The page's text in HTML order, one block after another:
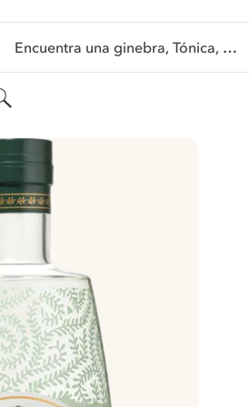
Encuentra una ginebra, Tónica, …
Buscar